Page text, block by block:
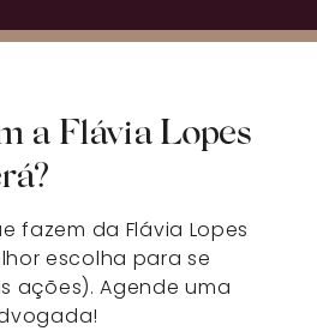
a Flávia Lopes
fazem da Flávia Lopes
escolha para se
ações). Agende uma